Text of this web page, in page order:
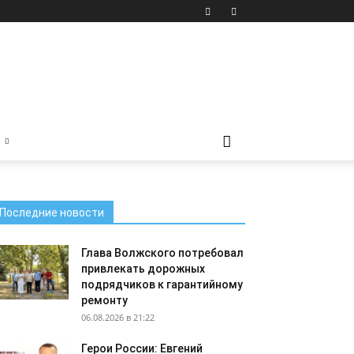
Последние новости
Глава Волжского потребовал
привлекать дорожных
подрядчиков к гарантийному
ремонту
06.08.2026 в 21:22
Герои России: Евгений